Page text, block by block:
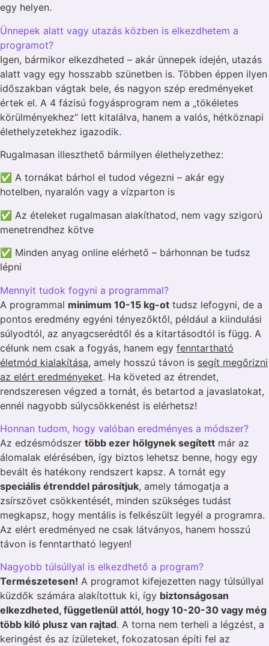
egy helyen.
Ünnepek alatt vagy utazás közben is elkezdhetem a
programot?
Igen, bármikor elkezdheted – akár ünnepek idején, utazás
alatt vagy egy hosszabb szünetben is. Többen éppen ilyen
időszakban vágtak bele, és nagyon szép eredményeket
értek el. A 4 fázisú fogyásprogram nem a „tökéletes
körülményekhez” lett kitalálva, hanem a valós, hétköznapi
élethelyzetekhez igazodik.
Rugalmasan illeszthető bármilyen élethelyzethez:
✅ A tornákat bárhol el tudod végezni – akár egy
hotelben, nyaralón vagy a vízparton is
✅ Az ételeket rugalmasan alakíthatod, nem vagy szigorú
menetrendhez kötve
✅ Minden anyag online elérhető – bárhonnan be tudsz
lépni
Mennyit tudok fogyni a programmal?
A programmal minimum 10-15 kg-ot tudsz lefogyni, de a
pontos eredmény egyéni tényezőktől, például a kiindulási
súlyodtól, az anyagcserédtől és a kitartásodtól is függ. A
célunk nem csak a fogyás, hanem egy fenntartható
életmód kialakítása, amely hosszú távon is segít megőrizni
az elért eredményeket. Ha követed az étrendet,
rendszeresen végzed a tornát, és betartod a javaslatokat,
ennél nagyobb súlycsökkenést is elérhetsz!
Honnan tudom, hogy valóban eredményes a módszer?
Az edzésmódszer több ezer hölgynek segített már az
álomalak elérésében, így biztos lehetsz benne, hogy egy
bevált és hatékony rendszert kapsz. A tornát egy
speciális étrenddel párosítjuk, amely támogatja a
zsírszövet csökkentését, minden szükséges tudást
megkapsz, hogy mentális is felkészült legyél a programra.
Az elért eredményed ne csak látványos, hanem hosszú
távon is fenntartható legyen!
Nagyobb túlsúllyal is elkezdhető a program?
Természetesen! A programot kifejezetten nagy túlsúllyal
küzdők számára alakítottuk ki, így biztonságosan
elkezdheted, függetlenül attól, hogy 10-20-30 vagy még
több kiló plusz van rajtad. A torna nem terheli a légzést, a
keringést és az ízületeket, fokozatosan építi fel az